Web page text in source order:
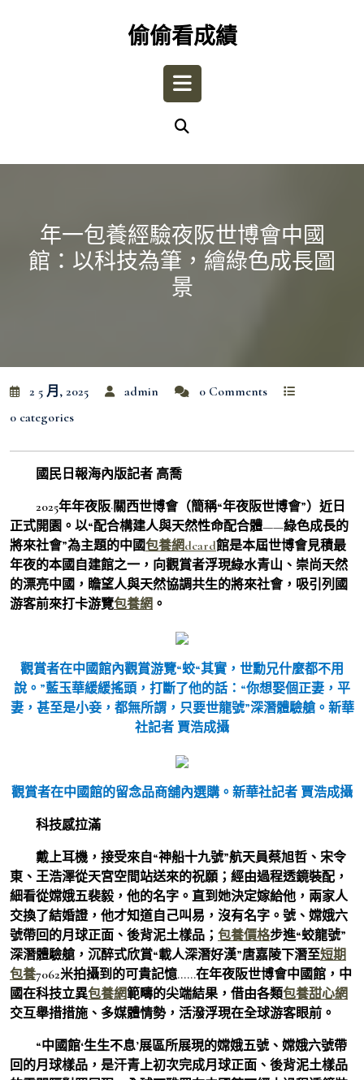
偷偷看成績
Open
年一包養經驗夜阪世博會中國
館：以科技為筆，繪綠色成長圖
景
2 5 月, 2025 admin
0 Comments
0 categories
國民日報海內版記者 高喬
2025年年夜阪·關西世博會（簡稱“年夜阪世博會”）近日
正式開園。以“配合構建人與天然性命配合體——綠色成長的
將來社會”為主題的中國包養網dcard館是本屆世博會見積最
年夜的本國自建館之一，向觀賞者浮現綠水青山、崇尚天然
的漂亮中國，瞻望人與天然協調共生的將來社會，吸引列國
游客前來打卡游覽包養網 。
觀賞者在中國館內觀賞游覽“蛟“其實，世勳兄什麼都不用
說。”藍玉華緩緩搖頭，打斷了他的話：“你想娶個正妻，平
妻，甚至是小妾，都無所謂，只要世龍號”深潛體驗艙。新華
社記者 賈浩成攝
觀賞者在中國館的留念品商舖內選購。新華社記者 賈浩成攝
科技感拉滿
戴上耳機，接受來自“神船十九號”航天員蔡旭哲、宋令
東、王浩澤從天宮空間站送來的祝願；經由過程透鏡裝配，
細看從嫦娥五裴毅，他的名字。直到她決定嫁給他，兩家人
交換了結婚證，他才知道自己叫易，沒有名字。號、嫦娥六
號帶回的月球正面、後背泥土樣品； 包養價格步進“蛟龍號”
深潛體驗艙，沉醉式欣賞“載人深潛好漢”唐嘉陵下潛至短期
包養7062米拍攝到的可貴記憶……在年夜阪世博會中國館，中
國在科技立異包養網範疇的尖端結果，借由各類包養甜心網
交互舉措措施、多媒體情勢，活潑浮現在全球游客眼前。
“中國館‘生生不息’展區所展現的嫦娥五號、嫦娥六號帶
回的月球樣品，是汗青上初次完成月球正面、後背泥土樣品